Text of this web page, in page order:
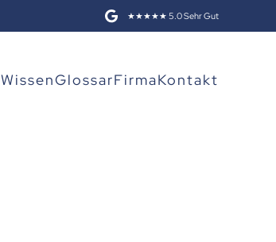
★★★★★ 5.0 Sehr Gut
WissenGlossarFirmaKontakt